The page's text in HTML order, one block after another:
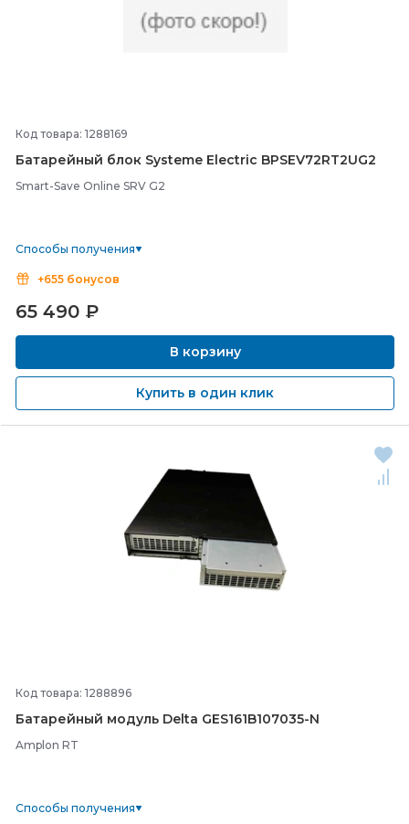
Код товара: 1288169
Батарейный блок Systeme Electric BPSEV72RT2UG2
Smart-Save Online SRV G2
Способы получения
+655 бонусов
65 490 ₽
В корзину
Купить в один клик
Код товара: 1288896
Батарейный модуль Delta GES161B107035-N
Amplon RT
Способы получения